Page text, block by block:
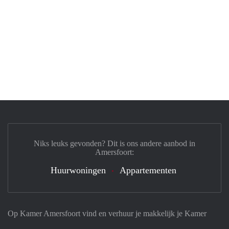
Op Kamer Amersfoort vind en verhuur je makkelijk je Kamer
Niks leuks gevonden? Dit is ons andere aanbod in
Amersfoort:
Huurwoningen Appartementen